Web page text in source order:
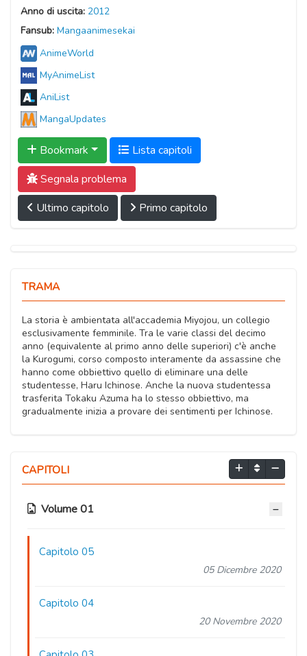
Anno di uscita: 2012
Fansub: Mangaanimesekai
AnimeWorld
MyAnimeList
AniList
MangaUpdates
Bookmark
Lista capitoli
Segnala problema
Ultimo capitolo
Primo capitolo
TRAMA
La storia è ambientata all'accademia Miyojou, un collegio
esclusivamente femminile. Tra le varie classi del decimo
anno (equivalente al primo anno delle superiori) c'è anche
la Kurogumi, corso composto interamente da assassine che
hanno come obbiettivo quello di eliminare una delle
studentesse, Haru Ichinose. Anche la nuova studentessa
trasferita Tokaku Azuma ha lo stesso obbiettivo, ma
gradualmente inizia a provare dei sentimenti per Ichinose.
CAPITOLI
Volume 01
Capitolo 05
05 Dicembre 2020
Capitolo 04
20 Novembre 2020